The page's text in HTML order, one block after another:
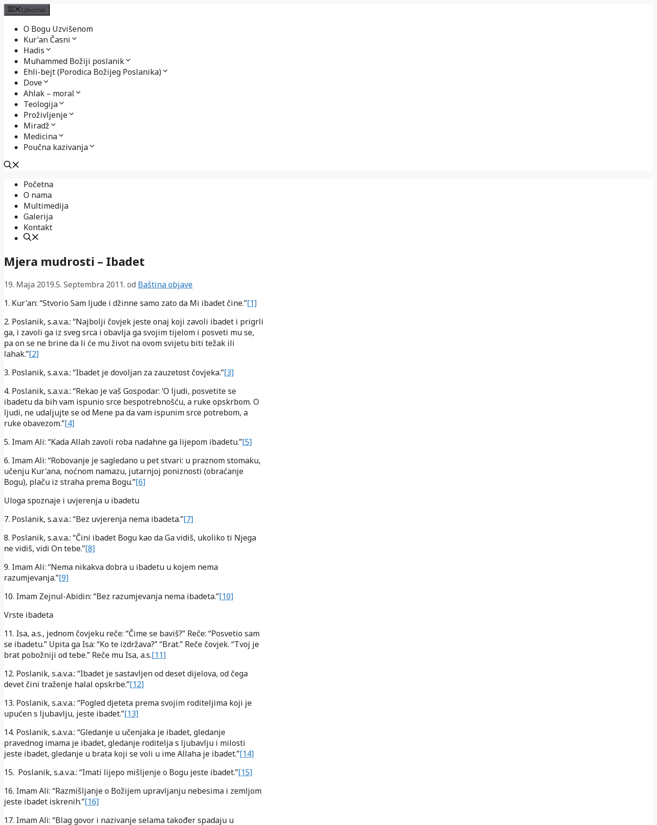
Izbornik
O Bogu Uzvišenom
Kur'an Časni
Hadis
Muhammed Božiji poslanik
Ehli-bejt (Porodica Božijeg Poslanika)
Dove
Ahlak – moral
Teologija
Proživljenje
Miradž
Medicina
Poučna kazivanja
sadržaj
Početna
O nama
Multimedija
Galerija
Kontakt
Mjera mudrosti – Ibadet
19. Maja 2019.5. Septembra 2011. od Baština objave
1. Kur'an: “Stvorio Sam ljude i džinne samo zato da Mi ibadet čine.”[1]
2. Poslanik, s.a.v.a.: “Najbolji čovjek jeste onaj koji zavoli ibadet i prigrli
ga, i zavoli ga iz sveg srca i obavlja ga svojim tijelom i posveti mu se,
pa on se ne brine da li će mu život na ovom svijetu biti težak ili
lahak.”[2]
3. Poslanik, s.a.v.a.: “Ibadet je dovoljan za zauzetost čovjeka.”[3]
4. Poslanik, s.a.v.a.: “Rekao je vaš Gospodar: ‘O ljudi, posvetite se
ibadetu da bih vam ispunio srce bespotrebnošću, a ruke opskrbom. O
ljudi, ne udaljujte se od Mene pa da vam ispunim srce potrebom, a
ruke obavezom.”[4]
5. Imam Ali: “Kada Allah zavoli roba nadahne ga lijepom ibadetu.”[5]
6. Imam Ali: “Robovanje je sagledano u pet stvari: u praznom stomaku,
učenju Kur'ana, noćnom namazu, jutarnjoj poniznosti (obraćanje
Bogu), plaču iz straha prema Bogu.”[6]
Uloga spoznaje i uvjerenja u ibadetu
7. Poslanik, s.a.v.a.: “Bez uvjerenja nema ibadeta.”[7]
8. Poslanik, s.a.v.a.: “Čini ibadet Bogu kao da Ga vidiš, ukoliko ti Njega
ne vidiš, vidi On tebe.”[8]
9. Imam Ali: “Nema nikakva dobra u ibadetu u kojem nema
razumjevanja.”[9]
10. Imam Zejnul-Abidin: “Bez razumjevanja nema ibadeta.”[10]
Vrste ibadeta
11. Isa, a.s., jednom čovjeku reče: “Čime se baviš?” Reče: “Posvetio sam
se ibadetu.” Upita ga Isa: “Ko te izdržava?” “Brat.” Reče čovjek. “Tvoj je
brat pobožniji od tebe.” Reče mu Isa, a.s.[11]
12. Poslanik, s.a.v.a.: “Ibadet je sastavljen od deset dijelova, od čega
devet čini traženje halal opskrbe.”[12]
13. Poslanik, s.a.v.a.: “Pogled djeteta prema svojim roditeljima koji je
upućen s ljubavlju, jeste ibadet.”[13]
14. Poslanik, s.a.v.a.: “Gledanje u učenjaka je ibadet, gledanje
pravednog imama je ibadet, gledanje roditelja s ljubavlju i milosti
jeste ibadet, gledanje u brata koji se voli u ime Allaha je ibadet.”[14]
15. Poslanik, s.a.v.a.: “Imati lijepo mišljenje o Bogu jeste ibadet.”[15]
16. Imam Ali: “Razmišljanje o Božijem upravljanju nebesima i zemljom
jeste ibadet iskrenih.”[16]
17. Imam Ali: “Blag govor i nazivanje selama također spadaju u